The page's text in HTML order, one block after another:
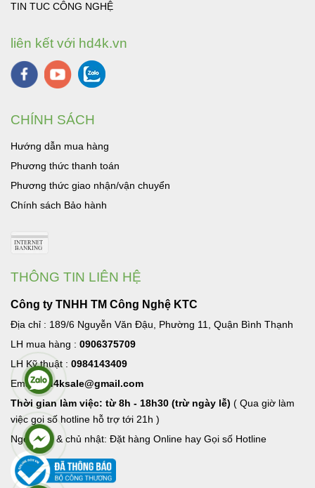
TIN TUC CÔNG NGHỆ
liên kết với hd4k.vn
CHÍNH SÁCH
Hướng dẫn mua hàng
Phương thức thanh toán
Phương thức giao nhận/vận chuyển
Chính sách Bảo hành
THÔNG TIN LIÊN HỆ
Công ty TNHH TM Công Nghệ KTC
Địa chỉ : 189/6 Nguyễn Văn Đậu, Phường 11, Quận Bình Thạnh
LH mua hàng : 0906375709
LH Kỹ thuật : 0984143409
Email:hd4ksale@gmail.com
Thời gian làm việc: từ 8h - 18h30 (trừ ngày lễ) ( Qua giờ làm
việc goi số hotline hỗ trợ tới 21h )
Ngoài giờ & chủ nhật: Đặt hàng Online hay Gọi số Hotline